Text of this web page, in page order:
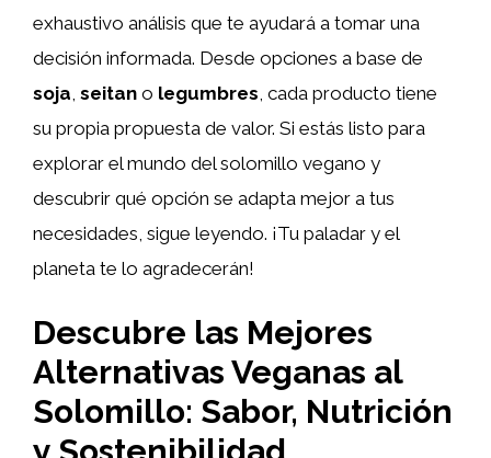
exhaustivo análisis que te ayudará a tomar una
decisión informada. Desde opciones a base de
soja seitan o legumbres , cada producto tiene
su propia propuesta de valor. Si estás listo para
explorar el mundo del solomillo vegano y
descubrir qué opción se adapta mejor a tus
necesidades, sigue leyendo. ¡Tu paladar y el
planeta te lo agradecerán!
Descubre las Mejores
Alternativas Veganas al
Solomillo: Sabor, Nutrición